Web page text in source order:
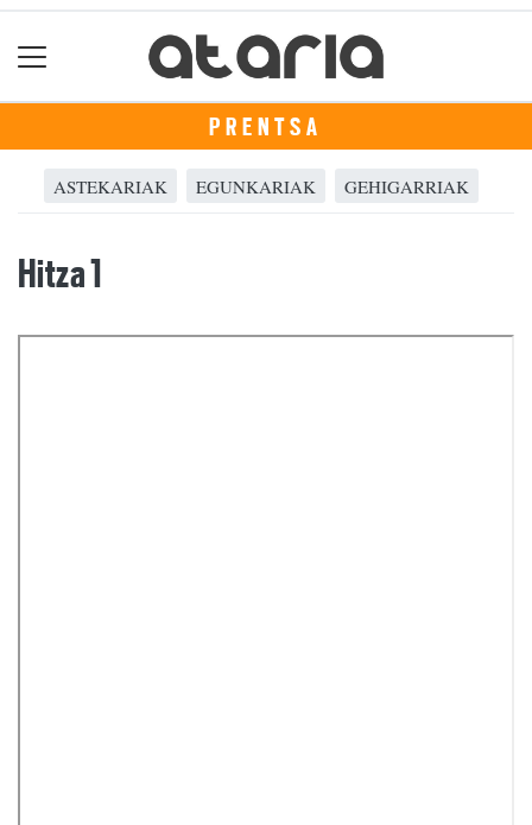
PRENTSA
ASTEKARIAK EGUNKARIAK GEHIGARRIAK
Hitza 1